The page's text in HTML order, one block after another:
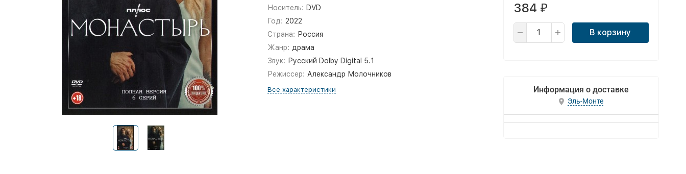
Носитель: DVD
Год: 2022
Страна: Россия
Жанр: драма
Звук: Русский Dolby Digital 5.1
Режиссер: Александр Молочников
Все характеристики
384 ₽
В корзину
Информация о доставке
Эль-Монте